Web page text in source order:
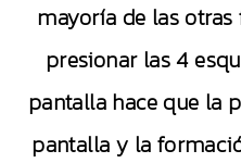
mayoría de las
presionar las 4
pantalla hace que la
pantalla y la